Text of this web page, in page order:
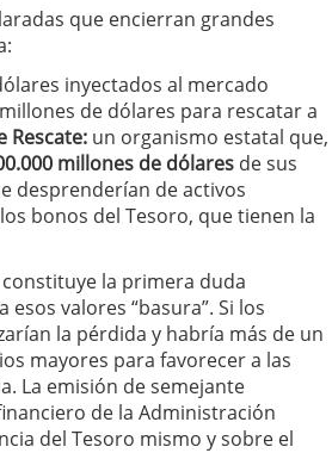
que encierran grandes
inyectados al mercado
de dólares para rescatar a
Rescate: un organismo estatal que,
millones de dólares de sus
desprenderían de activos
bonos del Tesoro, que tienen la
la primera duda
valores “basura”. Si los
la pérdida y habría más de un
mayores para favorecer a las
La emisión de semejante
de la Administración
del Tesoro mismo y sobre el